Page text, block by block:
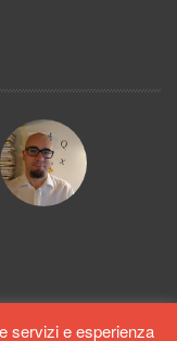
servizi e esperienza